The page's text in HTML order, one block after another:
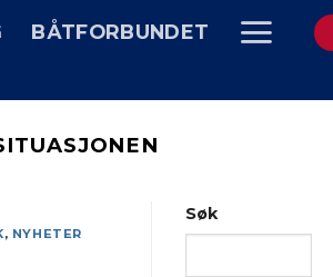
BÅTFORBUNDET
, NYHETER
Søk